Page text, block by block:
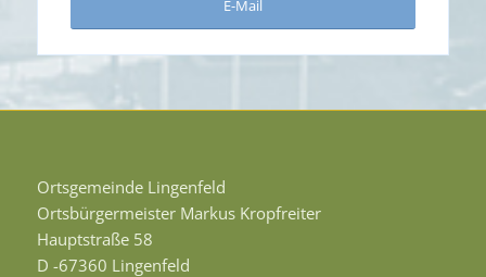
E-Mail
Ortsgemeinde Lingenfeld
Ortsbürgermeister Markus Kropfreiter
Hauptstraße 58
D -67360 Lingenfeld